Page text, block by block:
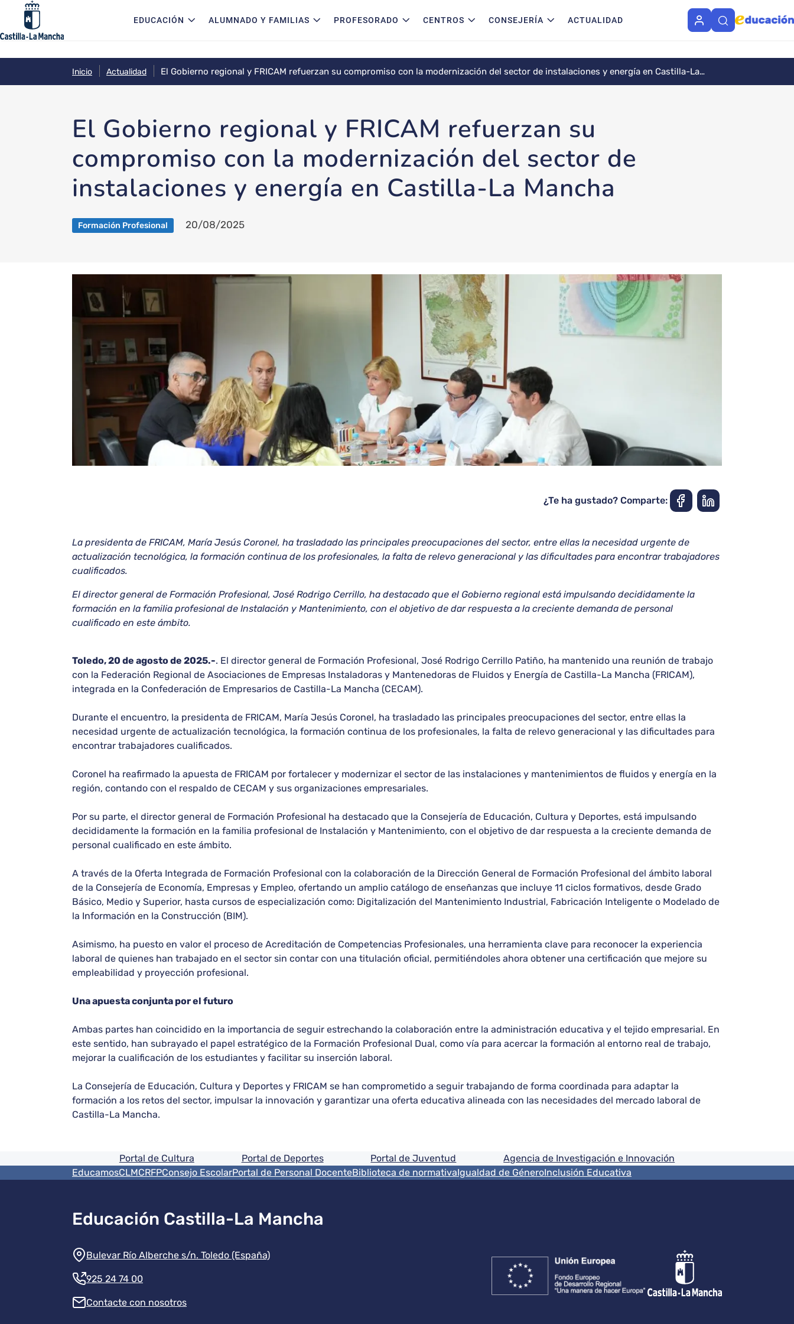
Pasar al contenido principalNavegación principal
EDUCACIÓN ALUMNADO Y FAMILIAS PROFESORADO CENTROS CONSEJERÍA ACTUALIDAD
Inicio Actualidad
El Gobierno regional y FRICAM refuerzan su compromiso con la modernización del sector de instalaciones y energía en Castilla-La
Mancha
El Gobierno regional y FRICAM refuerzan su
compromiso con la modernización del sector de
instalaciones y energía en Castilla-La Mancha
Formación Profesional 20/08/2025
¿Te ha gustado? Comparte:
La presidenta de FRICAM, María Jesús Coronel, ha trasladado las principales preocupaciones del sector, entre ellas la necesidad urgente de
actualización tecnológica, la formación continua de los profesionales, la falta de relevo generacional y las dificultades para encontrar trabajadores
cualificados.
El director general de Formación Profesional, José Rodrigo Cerrillo, ha destacado que el Gobierno regional está impulsando decididamente la
formación en la familia profesional de Instalación y Mantenimiento, con el objetivo de dar respuesta a la creciente demanda de personal
cualificado en este ámbito.
Toledo, 20 de agosto de 2025.-. El director general de Formación Profesional, José Rodrigo Cerrillo Patiño, ha mantenido una reunión de trabajo
con la Federación Regional de Asociaciones de Empresas Instaladoras y Mantenedoras de Fluidos y Energía de Castilla-La Mancha (FRICAM),
integrada en la Confederación de Empresarios de Castilla-La Mancha (CECAM).
Durante el encuentro, la presidenta de FRICAM, María Jesús Coronel, ha trasladado las principales preocupaciones del sector, entre ellas la
necesidad urgente de actualización tecnológica, la formación continua de los profesionales, la falta de relevo generacional y las dificultades para
encontrar trabajadores cualificados.
Coronel ha reafirmado la apuesta de FRICAM por fortalecer y modernizar el sector de las instalaciones y mantenimientos de fluidos y energía en la
región, contando con el respaldo de CECAM y sus organizaciones empresariales.
Por su parte, el director general de Formación Profesional ha destacado que la Consejería de Educación, Cultura y Deportes, está impulsando
decididamente la formación en la familia profesional de Instalación y Mantenimiento, con el objetivo de dar respuesta a la creciente demanda de
personal cualificado en este ámbito.
A través de la Oferta Integrada de Formación Profesional con la colaboración de la Dirección General de Formación Profesional del ámbito laboral
de la Consejería de Economía, Empresas y Empleo, ofertando un amplio catálogo de enseñanzas que incluye 11 ciclos formativos, desde Grado
Básico, Medio y Superior, hasta cursos de especialización como: Digitalización del Mantenimiento Industrial, Fabricación Inteligente o Modelado de
la Información en la Construcción (BIM).
Asimismo, ha puesto en valor el proceso de Acreditación de Competencias Profesionales, una herramienta clave para reconocer la experiencia
laboral de quienes han trabajado en el sector sin contar con una titulación oficial, permitiéndoles ahora obtener una certificación que mejore su
empleabilidad y proyección profesional.
Una apuesta conjunta por el futuro
Ambas partes han coincidido en la importancia de seguir estrechando la colaboración entre la administración educativa y el tejido empresarial. En
este sentido, han subrayado el papel estratégico de la Formación Profesional Dual, como vía para acercar la formación al entorno real de trabajo,
mejorar la cualificación de los estudiantes y facilitar su inserción laboral.
La Consejería de Educación, Cultura y Deportes y FRICAM se han comprometido a seguir trabajando de forma coordinada para adaptar la
formación a los retos del sector, impulsar la innovación y garantizar una oferta educativa alineada con las necesidades del mercado laboral de
Castilla-La Mancha.
Pie de pagina información
Portal de Cultura Portal de Deportes Portal de Juventud Agencia de Investigación e Innovación
Menú del pie
EducamosCLMCRFPConsejo EscolarPortal de Personal DocenteBiblioteca de normativaIgualdad de GéneroInclusión Educativa
Educación Castilla-La Mancha
Información de la institución
Bulevar Río Alberche s/n. Toledo (España)
925 24 74 00
Contacte con nosotros